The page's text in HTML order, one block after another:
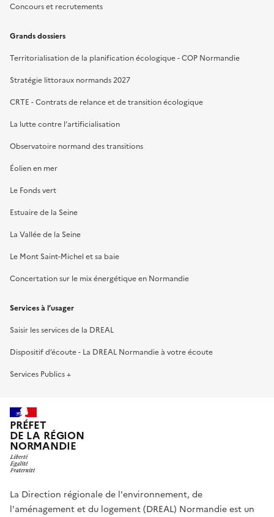
Concours et recrutements
Grands dossiers
Territorialisation de la planification écologique - COP Normandie
Stratégie littoraux normands 2027
CRTE - Contrats de relance et de transition écologique
La lutte contre l’artificialisation
Observatoire normand des transitions
Éolien en mer
Le Fonds vert
Estuaire de la Seine
La Vallée de la Seine
Le Mont Saint-Michel et sa baie
Concertation sur le mix énergétique en Normandie
Services à l’usager
Saisir les services de la DREAL
Dispositif d’écoute - La DREAL Normandie à votre écoute
Services Publics +
PRÉFET
DE LA RÉGION
NORMANDIE
La Direction régionale de l'environnement, de
l'aménagement et du logement (DREAL) Normandie est un